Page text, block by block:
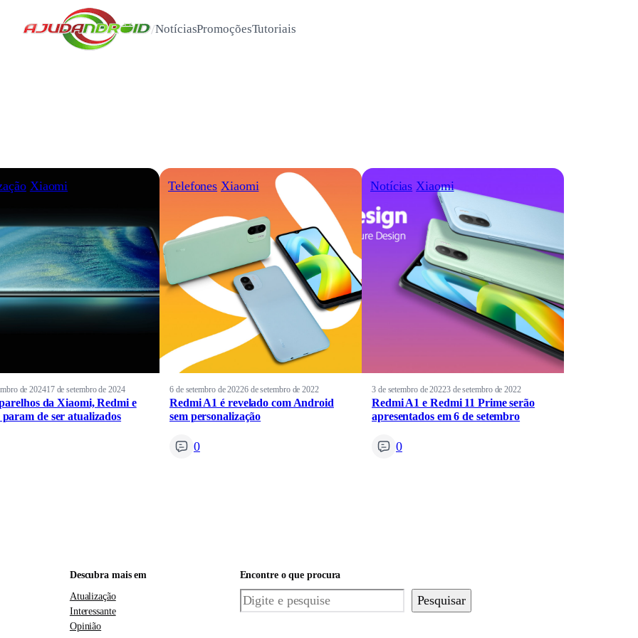
/NotíciasPromoçõesTutoriais
Xiaomi
de 202417 de setembro de 2024
da Xiaomi, Redmi e
de ser atualizados
Telefones Xiaomi
6 de setembro de 20226 de setembro de 2022
Redmi A1 é revelado com Android
sem personalização
0
Notícias Xiaomi
3 de setembro de 20223 de setembro de 2022
Redmi A1 e Redmi 11 Prime serão
apresentados em 6 de setembro
0
Descubra mais em
Atualização
Interessante
Opinião
Encontre o que procura
Pesquisar Pesquisar